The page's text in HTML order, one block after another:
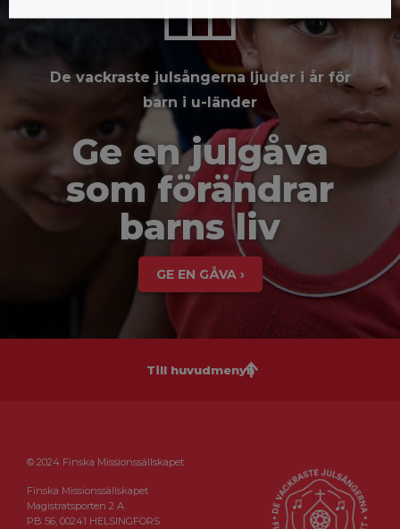
De vackraste julsångerna ljuder i år för
barn i u-länder
Ge en julgåva
som förändrar
barns liv
GE EN GÅVA ›
Till huvudmenyn
© 2024 Finska Missionssällskapet
Finska Missionssällskapet
Magistratsporten 2 A
PB 56, 00241 HELSINGFORS